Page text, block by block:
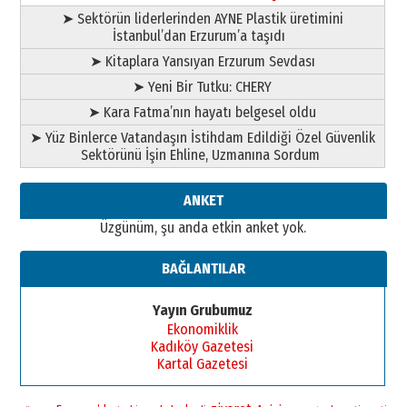
➤ Sektörün liderlerinden AYNE Plastik üretimini
İstanbul’dan Erzurum’a taşıdı
➤ Kitaplara Yansıyan Erzurum Sevdası
➤ Yeni Bir Tutku: CHERY
➤ Kara Fatma’nın hayatı belgesel oldu
➤ Yüz Binlerce Vatandaşın İstihdam Edildiği Özel Güvenlik
Sektörünü İşin Ehline, Uzmanına Sordum
ANKET
Üzgünüm, şu anda etkin anket yok.
BAĞLANTILAR
Yayın Grubumuz
Ekonomiklik
Kadıköy Gazetesi
Kartal Gazetesi